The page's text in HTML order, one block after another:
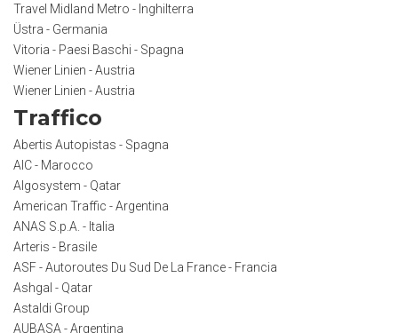
Travel Midland Metro - Inghilterra
Üstra - Germania
Vitoria - Paesi Baschi - Spagna
Wiener Linien - Austria
Wiener Linien - Austria
Traffico
Abertis Autopistas - Spagna
AIC - Marocco
Algosystem - Qatar
American Traffic - Argentina
ANAS S.p.A. - Italia
Arteris - Brasile
ASF - Autoroutes Du Sud De La France - Francia
Ashgal - Qatar
Astaldi Group
AUBASA - Argentina